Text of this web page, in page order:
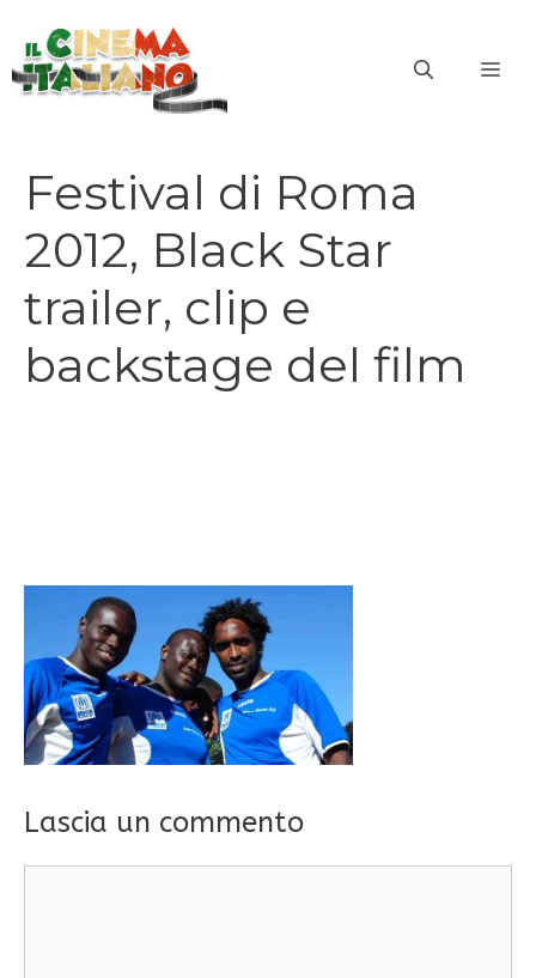
contenuto
Festival di Roma
2012, Black Star
trailer, clip e
backstage del film
Lascia un commento